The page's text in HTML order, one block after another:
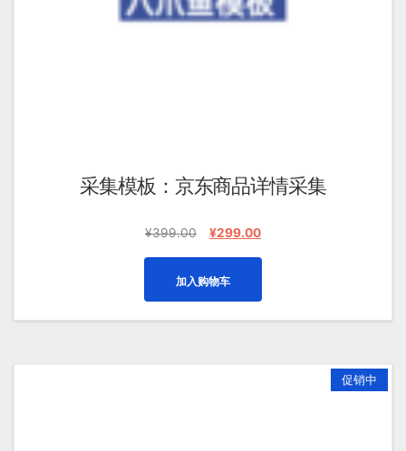
采集模板：京东商品详情采集
¥399.00
原
¥399.00。
¥299.00当
为：
¥299.00。
加入购物车
促销中